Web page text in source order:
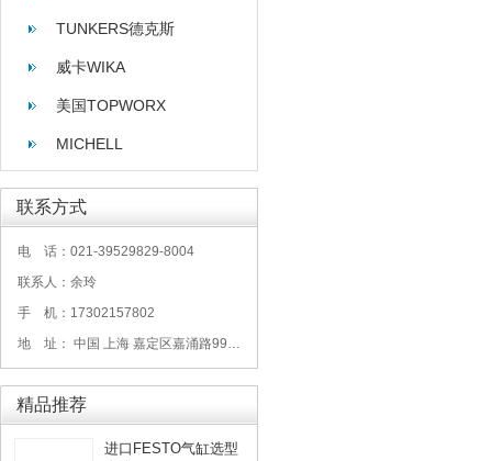
TUNKERS德克斯
威卡WIKA
美国TOPWORX
MICHELL
联系方式
电 话：021-39529829-8004
联系人：余玲
手 机：17302157802
地 址： 中国 上海 嘉定区嘉涌路99弄6号713
精品推荐
进口FESTO气缸选型